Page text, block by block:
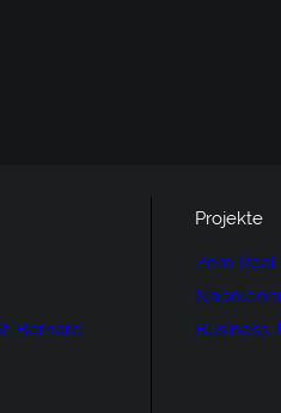
Bernard
Projekte
Zero Real
Business